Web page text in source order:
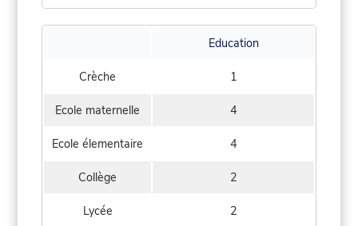
Education
Crèche 1
Ecole maternelle 4
Ecole élementaire 4
Collège 2
Lycée 2